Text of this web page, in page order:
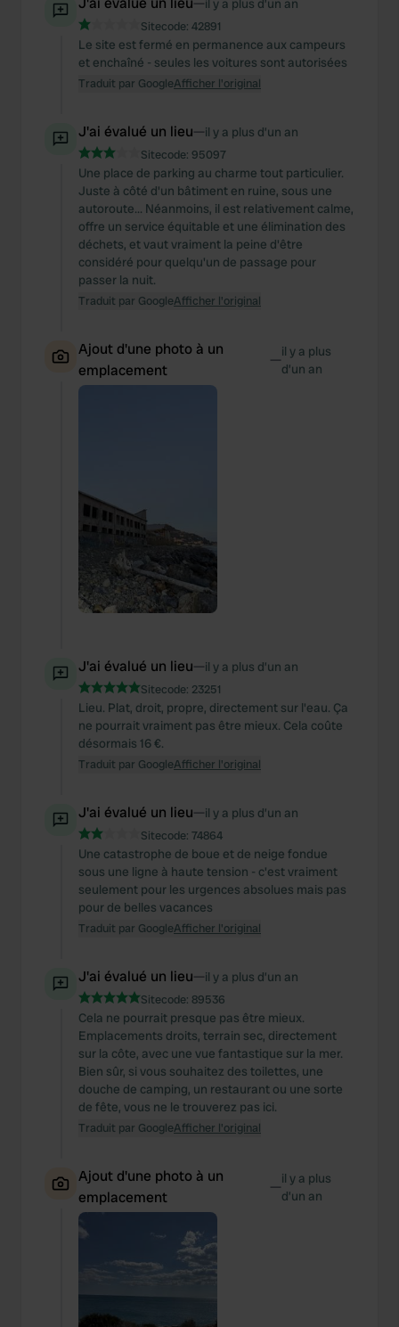
We also share information about your use of our site with
our social media, advertising and analytics partners who
may combine it with other information that you’ve
provided to them or that they’ve collected from your use
of their services.
il y a plus d’un an
Sitecode: 42891
Le site est fermé en permanence aux campeurs
et enchaîné - seules les voitures sont autorisées
Traduit par GoogleAfficher l'original
J'ai évalué un lieu—il y a plus d’un an
Sitecode: 95097
Une place de parking au charme tout particulier.
Juste à côté d'un bâtiment en ruine, sous une
autoroute... Néanmoins, il est relativement calme,
offre un service équitable et une élimination des
déchets, et vaut vraiment la peine d'être
considéré pour quelqu'un de passage pour
passer la nuit.
Traduit par GoogleAfficher l'original
Ajout d'une photo à un
emplacement
—il y a plus
d’un an
J'ai évalué un lieu—il y a plus d’un an
Sitecode: 23251
Lieu. Plat, droit, propre, directement sur l'eau. Ça
ne pourrait vraiment pas être mieux. Cela coûte
désormais 16 €.
Traduit par GoogleAfficher l'original
J'ai évalué un lieu—il y a plus d’un an
Sitecode: 74864
Une catastrophe de boue et de neige fondue
sous une ligne à haute tension - c'est vraiment
seulement pour les urgences absolues mais pas
pour de belles vacances
Traduit par GoogleAfficher l'original
J'ai évalué un lieu—il y a plus d’un an
Sitecode: 89536
Cela ne pourrait presque pas être mieux.
Emplacements droits, terrain sec, directement
sur la côte, avec une vue fantastique sur la mer.
Bien sûr, si vous souhaitez des toilettes, une
douche de camping, un restaurant ou une sorte
de fête, vous ne le trouverez pas ici.
Traduit par GoogleAfficher l'original
Ajout d'une photo à un
emplacement
—il y a plus
d’un an